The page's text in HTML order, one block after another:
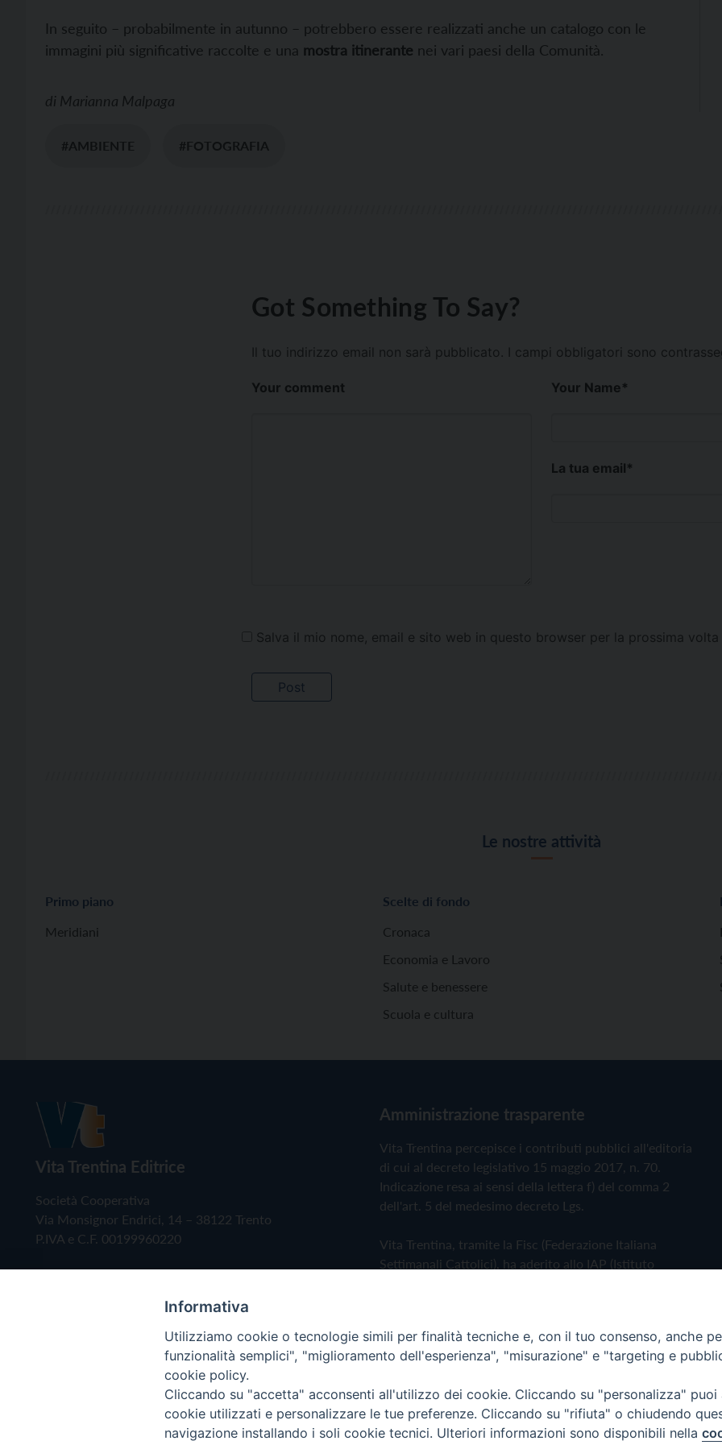
In seguito – probabilmente in autunno – potrebbero essere realizzati anche un catalogo con le
immagini più significative raccolte e una mostra itinerante nei vari paesi della Comunità.
di Marianna Malpaga
#AMBIENTE #FOTOGRAFIA
Got Something To Say?
Il tuo indirizzo email non sarà pubblicato. I campi obbligatori sono
Your comment Your Name*
La tua email*
Salva il mio nome, email e sito web in questo browser per la prossima volta
Le nostre attività
Primo piano
Meridiani
Scelte di fondo
Cronaca
Economia e Lavoro
Salute e benessere
Scuola e cultura
Vita Trentina Editrice
Società Cooperativa
Via Monsignor Endrici, 14 – 38122 Trento
P.IVA e C.F. 00199960220
Amministrazione trasparente
Vita Trentina percepisce i contributi pubblici all'editoria
di cui al decreto legislativo 15 maggio 2017, n. 70.
Indicazione resa ai sensi della lettera f) del comma 2
dell'art. 5 del medesimo decreto Lgs.
Vita Trentina, tramite la Fisc (Federazione Italiana
Settimanali Cattolici), ha aderito allo IAP (Istituto
Privacy Policy Cookie Policy
Copyright © 2019 - Tutti i diritti riservati - Vita Trentina Editrice
Informativa
Utilizziamo cookie o tecnologie simili per finalità tecniche e, con il tuo consenso, anche
funzionalità semplici", "miglioramento dell'esperienza", "misurazione" e "targeting e
cookie policy.
Cliccando su "accetta" acconsenti all'utilizzo dei cookie. Cliccando su "personalizza"
cookie utilizzati e personalizzare le tue preferenze. Cliccando su "rifiuta" o chiudendo
navigazione installando i soli cookie tecnici. Ulteriori informazioni sono disponibili nella